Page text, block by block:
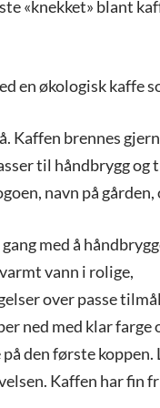
«knekket» blant
en økologisk kaffe
Kaffen brennes
til håndbrygg
navn på
med å
vann i rolige,
over passe
ned med klar farge
den første koppen.
Kaffen har fin